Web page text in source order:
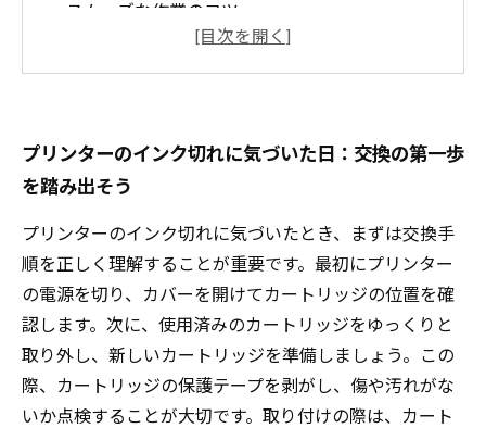
スムーズな作業のコツ
トラブルを防ぐ！注意すべきポイントと安全な
交換方法とは？
よう
カートリッジ交換で快適なプリント環境を取り
知っておきたい！プリンターカートリッジの種
類と選び方ガイド
初めてでも安心！図解でわかるプリンターのカ
ートリッジ交換方法
プリンターのインク切れに気づいた日：交換の第一歩
を踏み出そう
プリンターのインク切れに気づいたとき、まずは交換手
順を正しく理解することが重要です。最初にプリンター
の電源を切り、カバーを開けてカートリッジの位置を確
認します。次に、使用済みのカートリッジをゆっくりと
取り外し、新しいカートリッジを準備しましょう。この
際、カートリッジの保護テープを剥がし、傷や汚れがな
いか点検することが大切です。取り付けの際は、カート